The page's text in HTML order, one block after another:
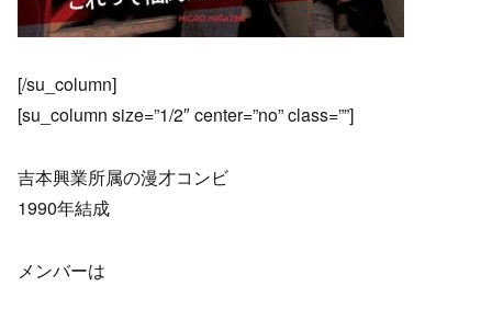
[/su_column]
[su_column size=”1/2″ center=”no” class=””]
吉本興業所属の漫才コンビ
1990年結成
メンバーは